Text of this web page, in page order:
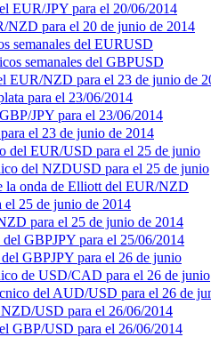
EUR/JPY para el 20/06/2014
NZD para el 20 de junio de 2014
semanales del EURUSD
semanales del GBPUSD
EUR/NZD para el 23 de junio de
para el 23/06/2014
JPY para el 23/06/2014
el 23 de junio de 2014
del EUR/USD para el 25 de junio
del NZDUSD para el 25 de junio
la onda de Elliott del EUR/NZD
el 25 de junio de 2014
para el 25 de junio de 2014
GBPJPY para el 25/06/2014
GBPJPY para el 26 de junio
de USD/CAD para el 26 de junio
del AUD/USD para el 26 de
USD para el 26/06/2014
GBP/USD para el 26/06/2014